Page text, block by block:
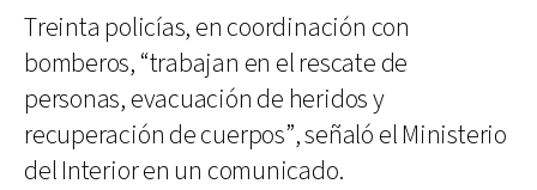
Treinta policías, en coordinación con
bomberos, “trabajan en el rescate de
personas, evacuación de heridos y
recuperación de cuerpos”, señaló el Ministerio
del Interior en un comunicado.